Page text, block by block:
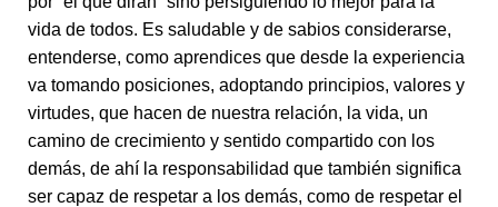
vida de todos. Es saludable y de sabios considerarse,
entenderse, como aprendices que desde la experiencia
va tomando posiciones, adoptando principios, valores y
virtudes, que hacen de nuestra relación, la vida, un
camino de crecimiento y sentido compartido con los
demás, de ahí la responsabilidad que también significa
ser capaz de respetar a los demás, como de respetar el